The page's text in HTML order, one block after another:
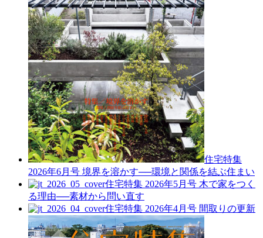
住宅特集
2026年6月号 境界を溶かす──環境と関係を結ぶ住まい
住宅特集 2026年5月号 木で家をつく
る理由──素材から問い直す
住宅特集 2026年4月号 間取りの更新